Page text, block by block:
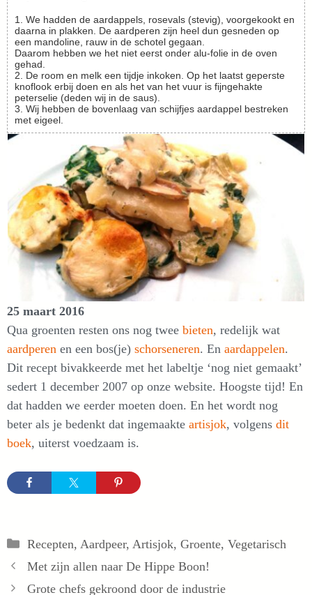
1. We hadden de aardappels, rosevals (stevig), voorgekookt en
daarna in plakken. De aardperen zijn heel dun gesneden op
een mandoline, rauw in de schotel gegaan.
Daarom hebben we het niet eerst onder alu-folie in de oven
gehad.
2. De room en melk een tijdje inkoken. Op het laatst geperste
knoflook erbij doen en als het van het vuur is fijngehakte
peterselie (deden wij in de saus).
3. Wij hebben de bovenlaag van schijfjes aardappel bestreken
met eigeel.
25 maart 2016
Qua groenten resten ons nog twee bieten, redelijk wat
aardperen en een bos(je) schorseneren. En aardappelen.
Dit recept bivakkeerde met het labeltje ‘nog niet gemaakt’
sedert 1 december 2007 op onze website. Hoogste tijd! En
dat hadden we eerder moeten doen. En het wordt nog
beter als je bedenkt dat ingemaakte artisjok, volgens dit
boek, uiterst voedzaam is.
Categorieën
Recepten, Aardpeer, Artisjok, Groente, Vegetarisch
Met zijn allen naar De Hippe Boon!
Grote chefs gekroond door de industrie